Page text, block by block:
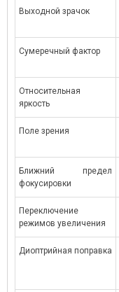
Выходной зрачок
Сумеречный фактор
Относительная
яркость
Поле зрения
Ближний предел
фокусировки
Переключение
режимов увеличения
Диоптрийная поправка